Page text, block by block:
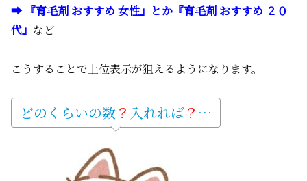
➡ 『育毛剤 おすすめ 女性』とか『育毛剤 おすすめ ２０
代』 など
こうすることで上位表示が狙えるようになります。
どのくらいの数？ 入れれば？ …